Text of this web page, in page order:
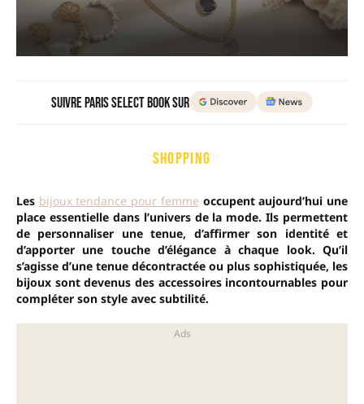
Suivre Paris Select Book sur
SHOPPING
Les bijoux tendance pour femme occupent aujourd’hui une
place essentielle dans l’univers de la mode. Ils permettent
de personnaliser une tenue, d’affirmer son identité et
d’apporter une touche d’élégance à chaque look. Qu’il
s’agisse d’une tenue décontractée ou plus sophistiquée, les
bijoux sont devenus des accessoires incontournables pour
compléter son style avec subtilité.